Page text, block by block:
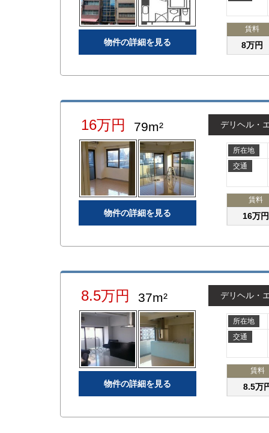
物件の詳細を見る
賃料
8万円
16万円 79m²
物件の詳細を見る
デリヘル・
所在地
交通
賃料
16万円
8.5万円 37m²
物件の詳細を見る
デリヘル・
所在地
交通
賃料
8.5万